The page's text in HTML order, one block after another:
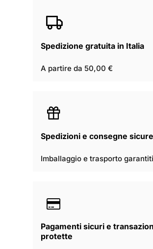
Spedizione gratuita in Italia
A partire da 50,00 €
Spedizioni e consegne sicure
Imballaggio e trasporto garantiti
Pagamenti sicuri e
protette